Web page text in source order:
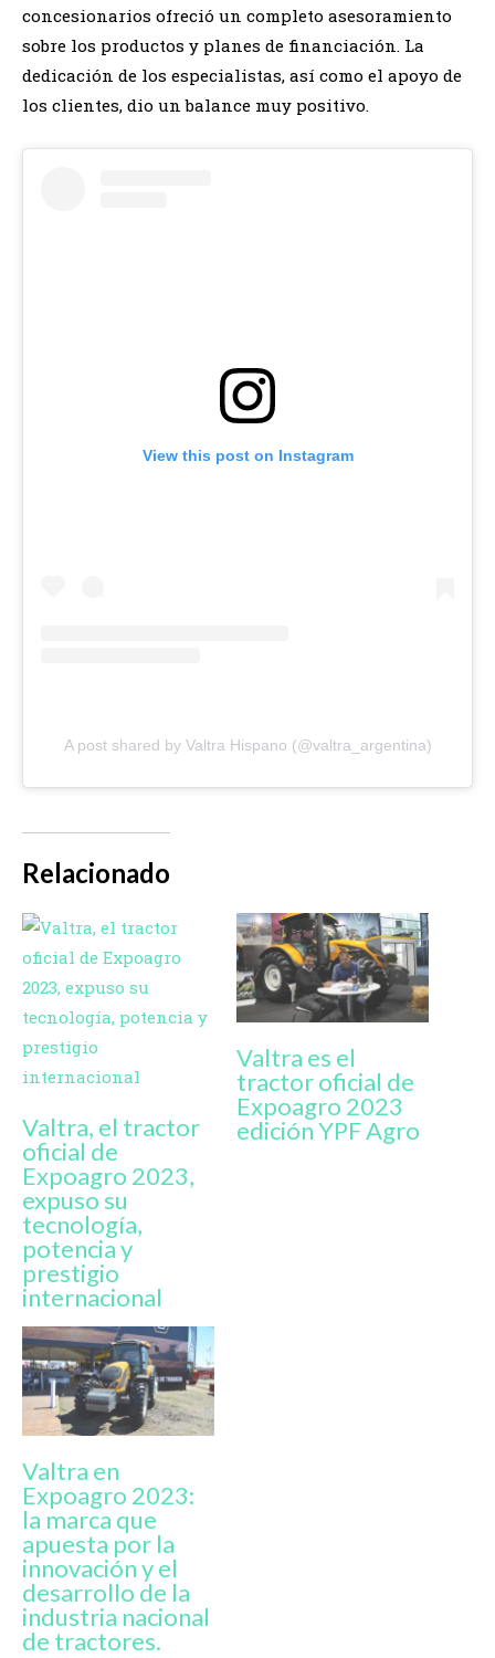
concesionarios ofreció un completo asesoramiento
sobre los productos y planes de financiación. La
dedicación de los especialistas, así como el apoyo de
los clientes, dio un balance muy positivo.
View this post on Instagram
A post shared by Valtra Hispano (@valtra_argentina)
Relacionado
Valtra, el tractor
oficial de
Expoagro 2023,
expuso su
tecnología,
potencia y
prestigio
internacional
Valtra es el
tractor oficial de
Expoagro 2023
edición YPF Agro
Valtra en
Expoagro 2023:
la marca que
apuesta por la
innovación y el
desarrollo de la
industria nacional
de tractores.